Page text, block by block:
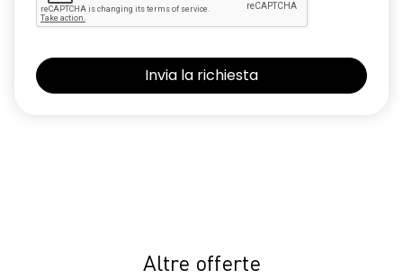
Altre offerte